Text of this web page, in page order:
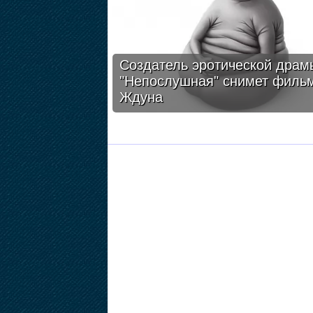
Создатель эротической
"Непослушная" снимет
Ждуна